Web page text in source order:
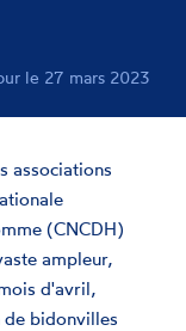
le 27 mars 2023
associations
(CNCDH)
ampleur,
d'avril,
bidonvilles